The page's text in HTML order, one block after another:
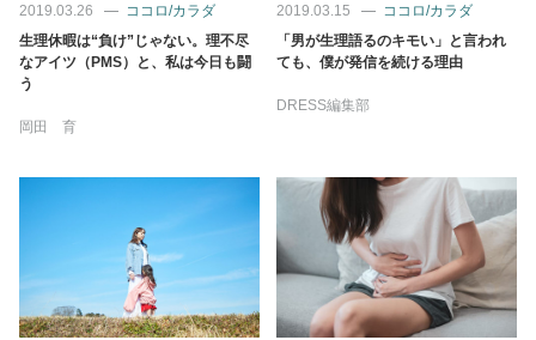
2019.03.26
ココロ/カラダ
生理休暇は“負け”じゃない。理不尽
なアイツ（PMS）と、私は今日も闘
う
岡田 育
2019.03.15
ココロ/カラダ
「男が生理語るのキモい」と言われ
ても、僕が発信を続ける理由
DRESS編集部